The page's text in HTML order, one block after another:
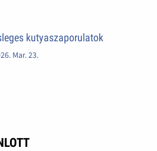
kutyaszaporulatok
Mar. 23.